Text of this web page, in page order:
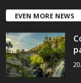
EVEN MORE NEWS